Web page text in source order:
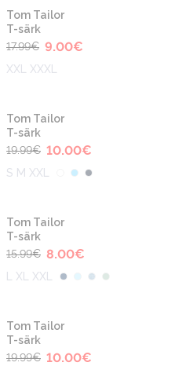
-50%
Tom Tailor
T-särk
17.99€ 9.00€
XXL XXXL
-50%
Tom Tailor
T-särk
19.99€ 10.00€
S M XXL
-50%
Tom Tailor
T-särk
15.99€ 8.00€
L XL XXL
-50%
Tom Tailor
T-särk
19.99€ 10.00€